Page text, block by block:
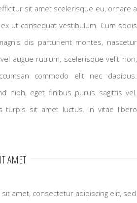
sit amet scelerisque eu, ornare a
ut consequat vestibulum. Cum sociis
dis parturient montes, nascetur
augue rutrum, scelerisque velit non,
commodo elit nec dapibus.
nibh, eget finibus purus sagittis vel.
turpis sit amet luctus. In vitae libero
AMET
amet, consectetur adipiscing elit, sed